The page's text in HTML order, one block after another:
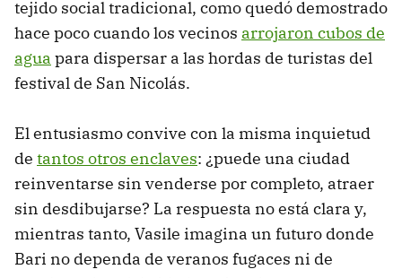
tejido social tradicional, como quedó demostrado
hace poco cuando los vecinos arrojaron cubos de
agua para dispersar a las hordas de turistas del
festival de San Nicolás.
El entusiasmo convive con la misma inquietud
de tantos otros enclaves: ¿puede una ciudad
reinventarse sin venderse por completo, atraer
sin desdibujarse? La respuesta no está clara y,
mientras tanto, Vasile imagina un futuro donde
Bari no dependa de veranos fugaces ni de